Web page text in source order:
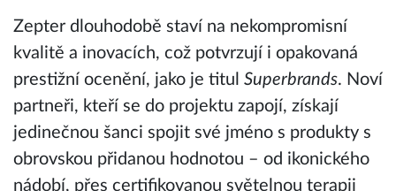
Zepter dlouhodobě staví na nekompromisní
kvalitě a inovacích, což potvrzují i opakovaná
prestižní ocenění, jako je titul Superbrands. Noví
partneři, kteří se do projektu zapojí, získají
jedinečnou šanci spojit své jméno s produkty s
obrovskou přidanou hodnotou – od ikonického
nádobí, přes certifikovanou světelnou terapii